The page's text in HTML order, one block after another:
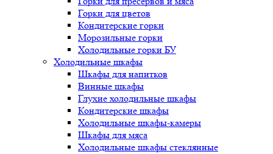
Горки для цветов
Кондитерские горки
Морозильные горки
Холодильные горки БУ
Холодильные шкафы
Шкафы для напитков
Винные шкафы
Глухие холодильные шкафы
Кондитерские шкафы
Холодильные шкафы-камеры
Шкафы для мяса
Холодильные шкафы стеклянные